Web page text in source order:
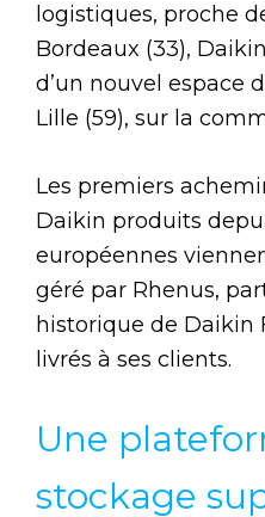
logistiques, proche
Bordeaux (33),
d’un nouvel espace
Lille (59), sur la
Les premiers
Daikin produits
européennes
géré par Rhenus,
historique de Daikin
livrés à ses clients.
Une
stockage